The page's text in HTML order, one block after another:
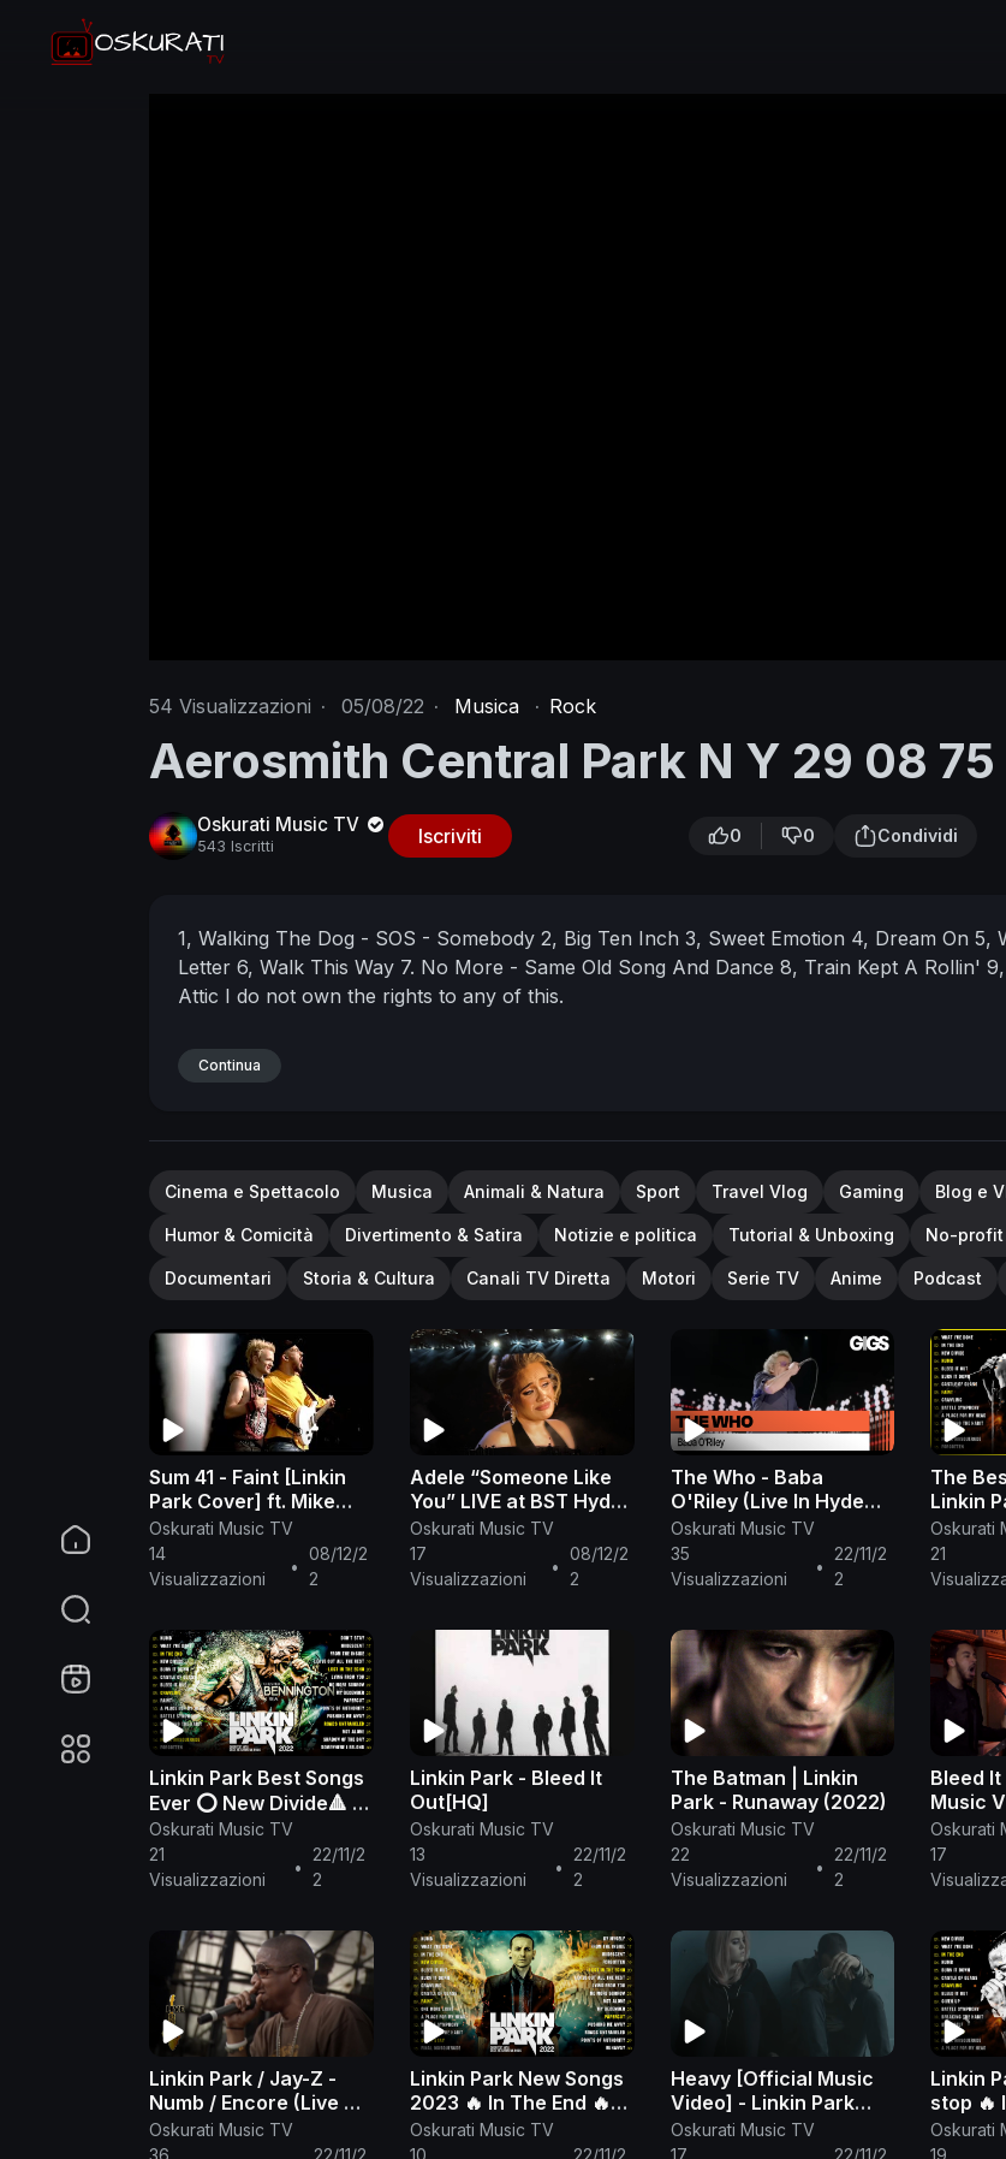
54 Visualizzazioni · 05/08/22 · Musica · Rock
Aerosmith Central Park N Y 29 08 75
Oskurati Music TV
543 Iscritti Iscriviti 0 0 Condividi
1, Walking The Dog - SOS - Somebody 2, Big Ten Inch 3, Sweet Emotion 4, Dream On 5,
Letter 6, Walk This Way 7. No More - Same Old Song And Dance 8, Train Kept A Rollin'
Attic I do not own the rights to any of this.
Continua
Cinema e Spettacolo Musica Animali & Natura Sport Travel Vlog Gaming Blog e
Humor & Comicità Divertimento & Satira Notizie e politica Tutorial & Unboxing No-
Documentari Storia & Cultura Canali TV Diretta Motori Serie TV Anime Podcast
Sum 41 - Faint [Linkin
Park Cover] ft. Mike
Shinoda [HD]
Oskurati Music TV
14
Visualizzazioni
•
08/12/2
2
Adele “Someone Like
You” LIVE at BST Hyde
Park London 7/1/22
Oskurati Music TV
17
Visualizzazioni
•
08/12/2
2
The Who - Baba
O'Riley (Live In Hyde
Park)
Oskurati Music TV
35
Visualizzazioni
•
22/11/2
2
The
Linkin
Linkin
Oskurati
21
Linkin Park Best Songs
Ever ⭕ New Divide🔺 In
The End 🔺 Numb ⭕
Linkin Park Greatest
Hits
Oskurati Music TV
21
Visualizzazioni
•
22/11/2
2
Linkin Park - Bleed It
Out[HQ]
Oskurati Music TV
13
Visualizzazioni
•
22/11/2
2
The Batman | Linkin
Park - Runaway (2022)
Oskurati Music TV
22
Visualizzazioni
•
22/11/2
2
Bleed
Music
Park
Oskurati
17
Linkin Park / Jay-Z -
Numb / Encore (Live 8
2005)
Oskurati Music TV
Linkin Park New Songs
2023 🔥 In The End 🔥
Numb 🔥What I've
Done 🔥 New Divide
Oskurati Music TV
Heavy [Official Music
Video] - Linkin Park
(feat. Kiiara)
Oskurati Music TV
Linkin
stop 🔥
Numb
Oskurati